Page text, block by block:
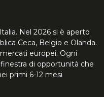
Nel 2026 si è aperto
Ceca, Belgio e Olanda.
europei. Ogni
di opportunità che
primi 6-12 mesi